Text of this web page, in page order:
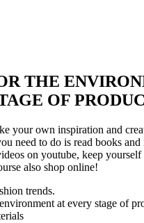
THE
OF
your own inspiration and
need to do is read books and
on youtube, keep yourself
also shop online!
trends.
at every stage of